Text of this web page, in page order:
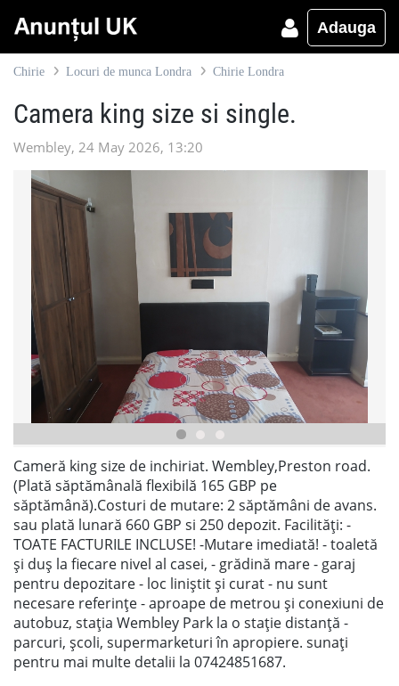
Adauga
Chirie Locuri de munca Londra Chirie Londra
Camera king size si single.
Wembley, 24 May 2026, 13:20
Cameră king size de inchiriat. Wembley,Preston road.
(Plată săptămânală flexibilă 165 GBP pe
săptămână).Costuri de mutare: 2 săptămâni de avans.
sau plată lunară 660 GBP si 250 depozit. Facilități: -
TOATE FACTURILE INCLUSE! -Mutare imediată! - toaletă
și duș la fiecare nivel al casei, - grădină mare - garaj
pentru depozitare - loc liniștit și curat - nu sunt
necesare referințe - aproape de metrou și conexiuni de
autobuz, stația Wembley Park la o stație distanță -
parcuri, școli, supermarketuri în apropiere. sunați
pentru mai multe detalii la 07424851687.